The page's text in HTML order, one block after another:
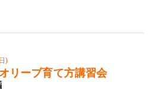
)
リーブ育て方講習会